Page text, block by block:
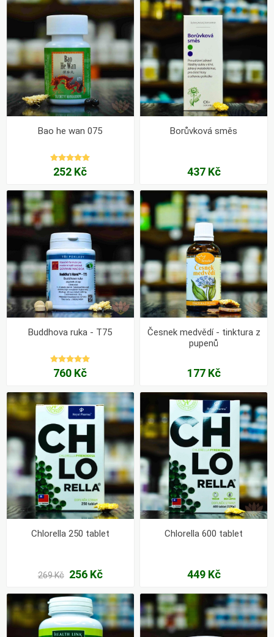
Bao he wan 075
252 Kč
Borůvková směs
437 Kč
Buddhova ruka - T75
760 Kč
Česnek medvědí - tinktura z
pupenů
177 Kč
Chlorella 250 tablet
269 Kč 256 Kč
Chlorella 600 tablet
449 Kč